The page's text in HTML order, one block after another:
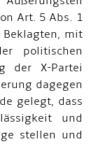
Art. 5 Abs. 1
Beklagten, mit
politischen
der X-Partei
dagegen
gelegt, dass
und
stellen und